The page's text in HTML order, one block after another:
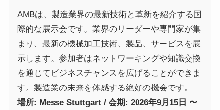
AMBは、製造業界の最新技術と革新を紹介する国
際的な展示会です。業界のリーダーや専門家が集
まり、最新の機械加工技術、製品、サービスを展
示します。参加者はネットワーキングや知識交換
を通じてビジネスチャンスを広げることができま
す。製造業の未来を体感する絶好の機会です。
場所: Messe Stuttgart / 会期: 2026年9月15日 〜